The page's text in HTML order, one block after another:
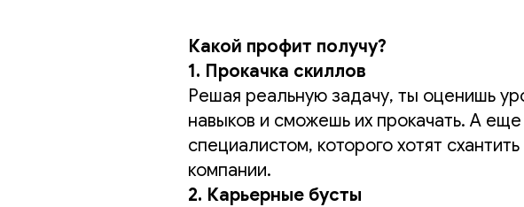
Какой профит получу?
1. Прокачка скиллов
Решая реальную задачу, ты оценишь
навыков и сможешь их прокачать. А
специалистом, которого хотят
компании.
2. Карьерные бусты